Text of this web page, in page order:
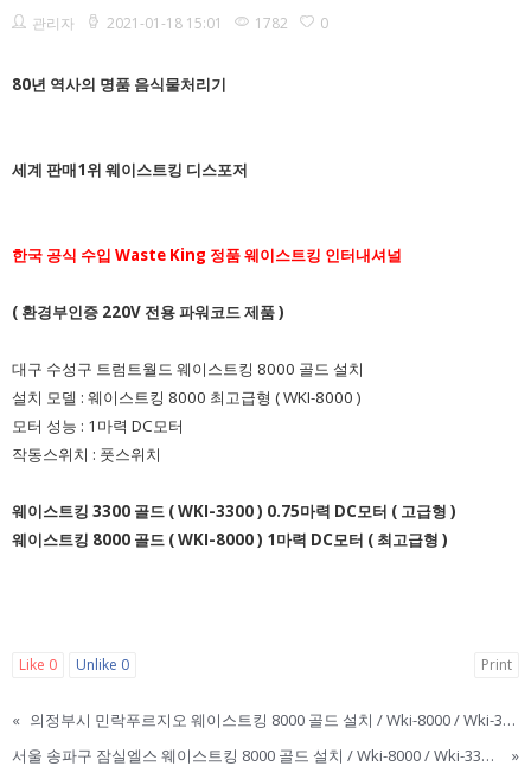
관리자 2021-01-18 15:01 1782 0
80년 역사의 명품 음식물처리기
세계 판매1위 웨이스트킹 디스포저
한국 공식 수입 Waste King 정품 웨이스트킹 인터내셔널
( 환경부인증 220V 전용 파워코드 제품 )
대구 수성구 트럼트월드 웨이스트킹 8000 골드 설치
설치 모델 : 웨이스트킹 8000 최고급형 ( WKI-8000 )
모터 성능 : 1마력 DC모터
작동스위치 : 풋스위치
웨이스트킹 3300 골드 ( WKI-3300 ) 0.75마력 DC모터 ( 고급형 )
웨이스트킹 8000 골드 ( WKI-8000 ) 1마력 DC모터 ( 최고급형 )
Like 0 Unlike 0 Print
«
의정부시 민락푸르지오 웨이스트킹 8000 골드 설치 / Wki-8000 / Wki-3300 / 웨이스트킹설치 / 웨이스트킹부품 / 웨이스트킹8000 / 웨이스트킹3300 / 웨이스트킹 / Wasteking / 미국음식물처리기
서울 송파구 잠실엘스 웨이스트킹 8000 골드 설치 / Wki-8000 / Wki-3300 / 웨이스트킹설치 / 웨이스트킹부품 / 웨이스트킹8000 / 웨이스트킹3300 / 웨이스트킹 / Wasteking / 미국음식물
»